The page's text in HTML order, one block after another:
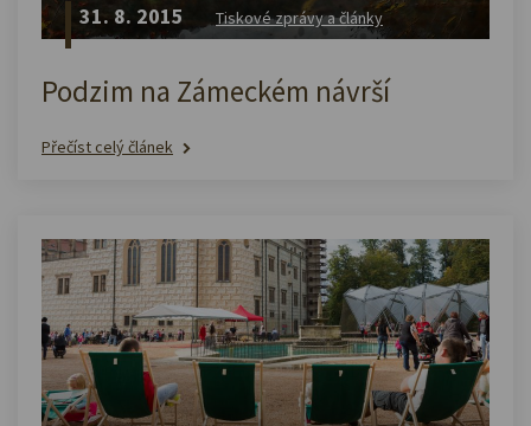
31. 8. 2015 Tiskové zprávy a články
Podzim na Zámeckém návrší
Přečíst celý článek